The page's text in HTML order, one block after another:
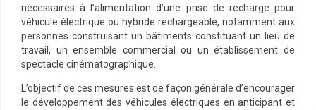
nécessaires à l’alimentation d’une prise de recharge pour
véhicule électrique ou hybride rechargeable, notamment aux
personnes construisant un bâtiments constituant un lieu de
travail, un ensemble commercial ou un établissement de
spectacle cinématographique.
L’objectif de ces mesures est de façon générale d’encourager
le développement des véhicules électriques en anticipant et